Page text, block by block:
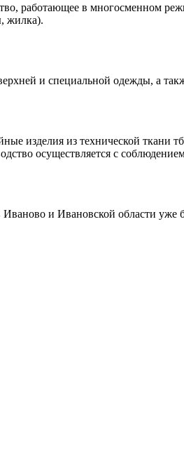
работающее в многосменном
жилка).
и специальной одежды, а
из технической ткани
осуществляется с соблюдением
и Ивановской области уже